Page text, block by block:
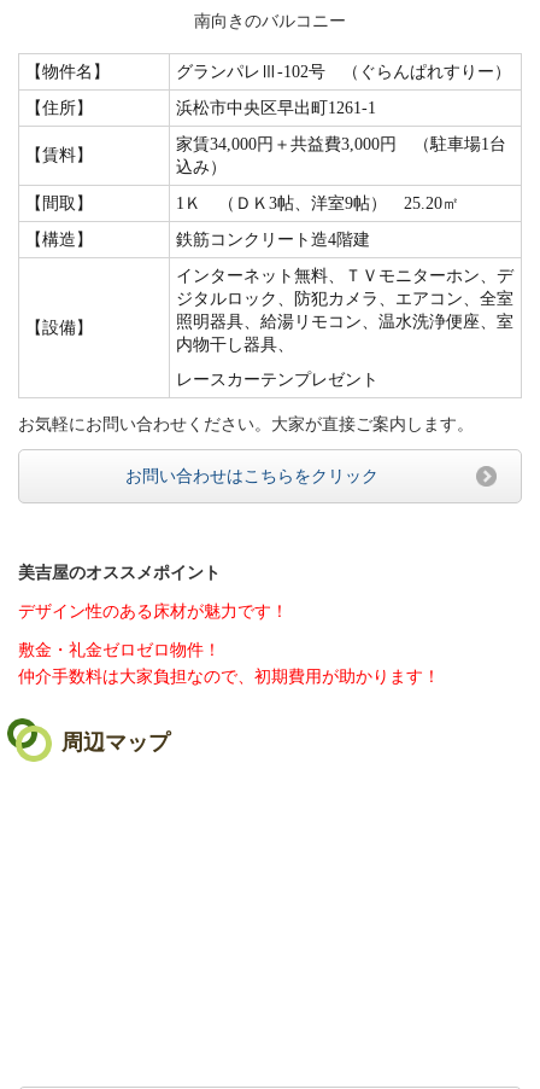
南向きのバルコニー
【物件名】
グランパレⅢ-102号 （ぐらんぱれすりー）
【住所】
浜松市中央区早出町1261-1
【賃料】
家賃34,000円＋共益費3,000円 （駐車場1台
込み）
【間取】
1Ｋ （ＤＫ3帖、洋室9帖） 25.20㎡
【構造】
鉄筋コンクリート造4階建
【設備】
インターネット無料、
ＴＶモニターホン、デ
ジタルロック、防犯カメラ、エアコン、全室
照明器具、給湯リモコン、温水洗浄便座、室
内物干し器具、
レースカーテンプレゼント
お気軽にお問い合わせください。大家が直接ご案内します。
お問い合わせはこちらをクリック
美吉屋のオススメポイント
デザイン性のある床材が魅力です！
敷金・礼金ゼロゼロ物件！
仲介手数料は大家負担なので、初期費用が助かります！
周辺マップ